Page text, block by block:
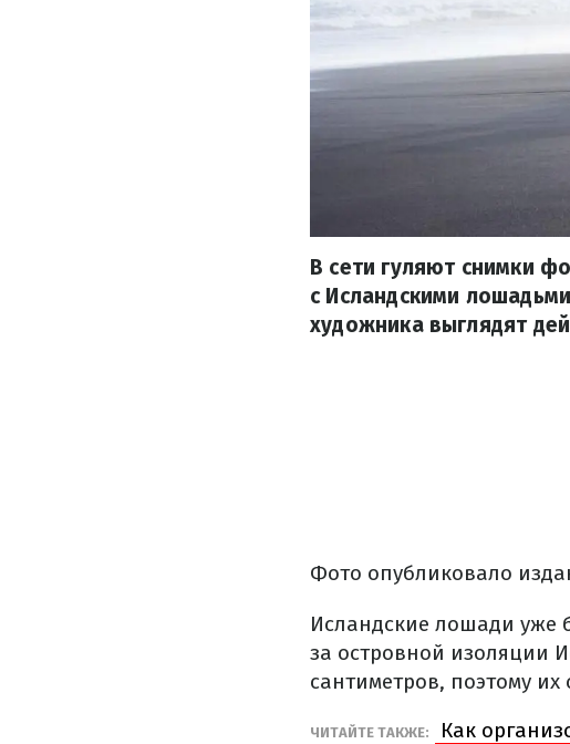
В сети гуляют снимки
с Исландскими
художника выглядят
Фото опубликовало
Исландские лошади уже
за островной изоляции
сантиметров, поэтому
ЧИТАЙТЕ ТАКЖЕ:
Как